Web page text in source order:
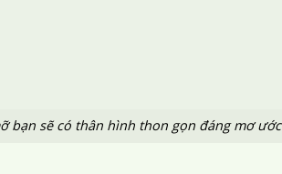
bạn sẽ có thân hình thon gọn đáng mơ ước